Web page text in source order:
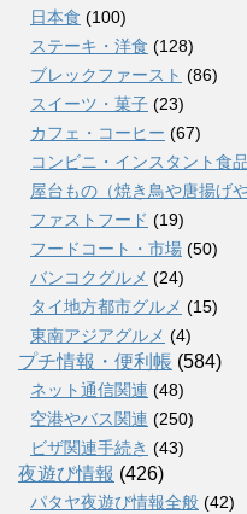
日本食 (100)
ステーキ・洋食 (128)
ブレックファースト (86)
スイーツ・菓子 (23)
カフェ・コーヒー (67)
コンビニ・インスタント食品
屋台もの（焼き鳥や唐揚げや
ファストフード (19)
フードコート・市場 (50)
バンコクグルメ (24)
タイ地方都市グルメ (15)
東南アジアグルメ (4)
プチ情報・便利帳 (584)
ネット通信関連 (48)
空港やバス関連 (250)
ビザ関連手続き (43)
夜遊び情報 (426)
パタヤ夜遊び情報全般 (42)